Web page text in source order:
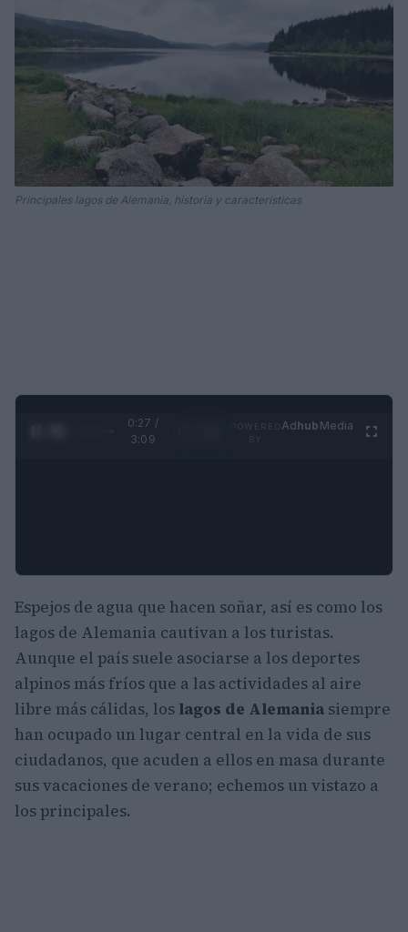
Principales lagos de Alemania, historia y características
0:28 /
3:09
Adhub Media
Espejos de agua que hacen soñar, así es como los
lagos de Alemania cautivan a los turistas.
Aunque el país suele asociarse a los deportes
alpinos más fríos que a las actividades al aire
libre más cálidas, los lagos de Alemania siempre
han ocupado un lugar central en la vida de sus
ciudadanos, que acuden a ellos en masa durante
sus vacaciones de verano; echemos un vistazo a
los principales.